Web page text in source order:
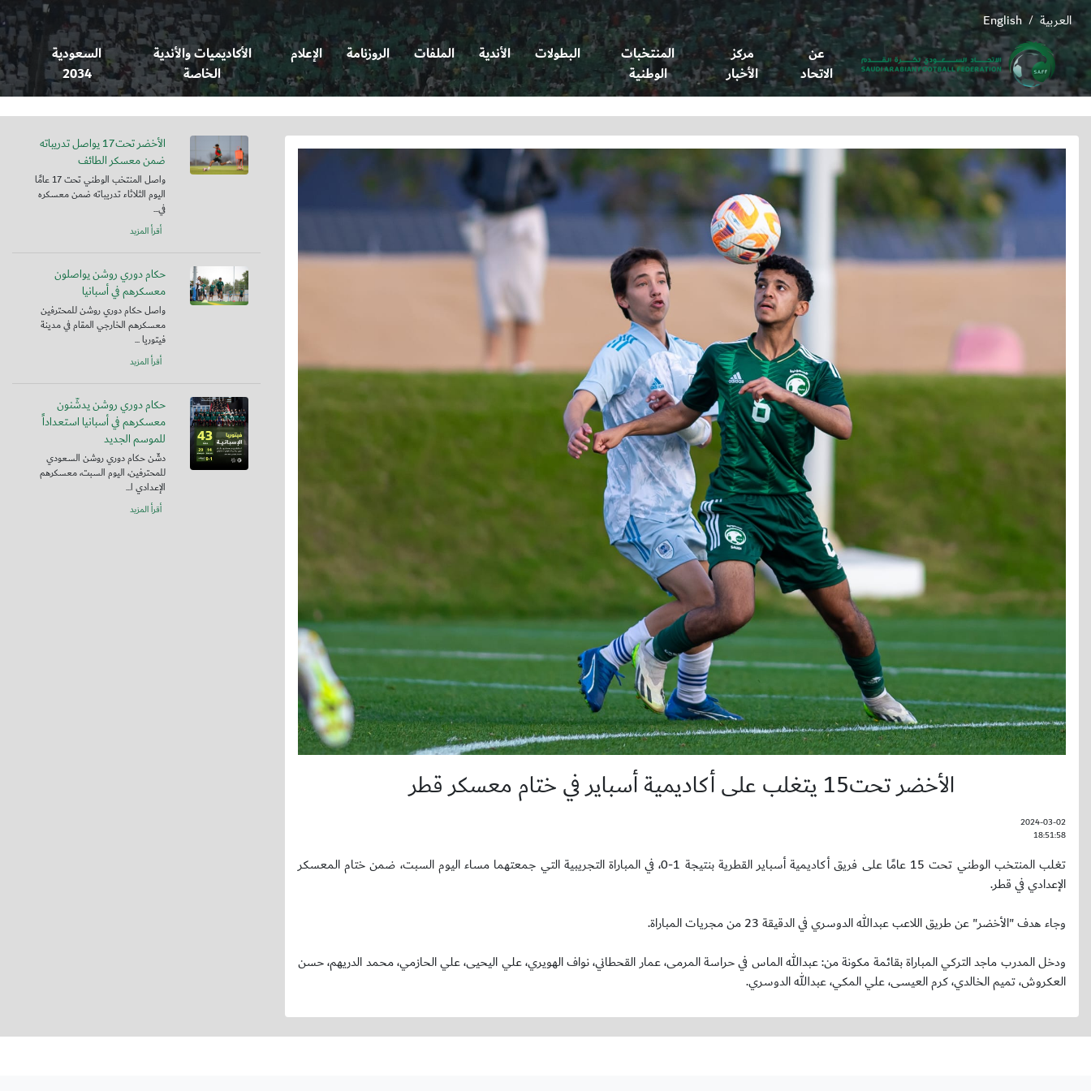
English / العربية
عن
الاتحاد
مركز
الأخبار
المنتخبات
الوطنية
البطولات الأندية الملفات الروزنامة الإعلام
الأكاديميات والأندية
الخاصة
السعودية
2034
الأخضر تحت15 يتغلب على أكاديمية أسباير في ختام معسكر قطر
2024-03-02
18:51:58
تغلب المنتخب الوطني تحت 15 عامًا على فريق أكاديمية أسباير القطرية بنتيجة 1-0، في المباراة التجريبية التي جمعتهما مساء اليوم السبت، ضمن ختام المعسكر
الإعدادي في قطر.
وجاء هدف "الأخضر" عن طريق اللاعب عبدالله الدوسري في الدقيقة 23 من مجريات المباراة.
ودخل المدرب ماجد التركي المباراة بقائمة مكونة من: عبدالله الماس في حراسة المرمى، عمار القحطاني، نواف الهويري، علي اليحيى، علي الحازمي، محمد الدريهم، حسن
العكروش، تميم الخالدي، كرم العيسى، علي المكي، عبدالله الدوسري.
الأخضر تحت17 يواصل تدريباته
ضمن معسكر الطائف
واصل المنتخب الوطني تحت 17 عامًا
اليوم الثلاثاء تدريباته ضمن معسكره
في...
أقرأ المزيد
حكام دوري روشن يواصلون
معسكرهم في أسبانيا
واصل حكام دوري روشن للمحترفين
معسكرهم الخارجي المقام في مدينة
فيتوريا ...
أقرأ المزيد
حكام دوري روشن يدشّنون
معسكرهم في أسبانيا استعداداً
للموسم الجديد
دشّن حكام دوري روشن السعودي
للمحترفين، اليوم السبت، معسكرهم
الإعدادي ا...
أقرأ المزيد